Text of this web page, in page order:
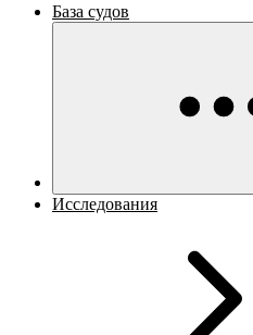
База судов
Исследования